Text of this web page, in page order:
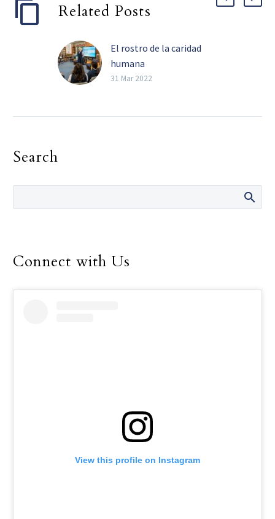
Related Posts
El rostro de la caridad
humana
La hermana Norma
31 Mar 2022
Search
Connect with Us
View this profile on Instagram